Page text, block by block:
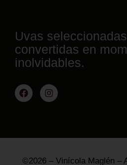
Uvas
convertidas en
inolvidables.
©2026 – Vinícola Maglén –